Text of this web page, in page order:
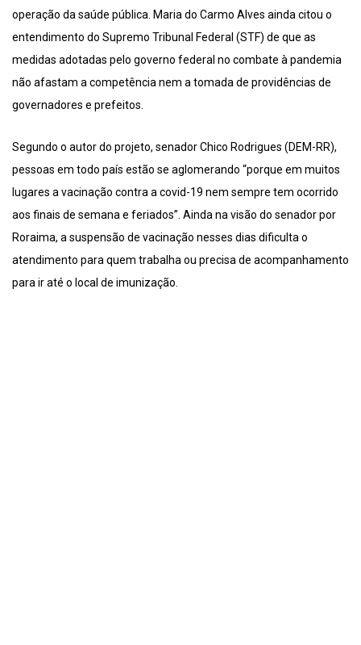
operação da saúde pública. Maria do Carmo Alves ainda citou o
entendimento do Supremo Tribunal Federal (STF) de que as
medidas adotadas pelo governo federal no combate à pandemia
não afastam a competência nem a tomada de providências de
governadores e prefeitos.
Segundo o autor do projeto, senador Chico Rodrigues (DEM-RR),
pessoas em todo país estão se aglomerando “porque em muitos
lugares a vacinação contra a covid-19 nem sempre tem ocorrido
aos finais de semana e feriados”. Ainda na visão do senador por
Roraima, a suspensão de vacinação nesses dias dificulta o
atendimento para quem trabalha ou precisa de acompanhamento
para ir até o local de imunização.